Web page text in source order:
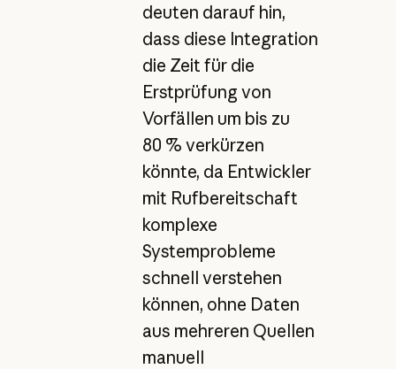
deuten darauf hin,
dass diese Integration
die Zeit für die
Erstprüfung von
Vorfällen um bis zu
80 % verkürzen
könnte, da Entwickler
mit Rufbereitschaft
komplexe
Systemprobleme
schnell verstehen
können, ohne Daten
aus mehreren Quellen
manuell